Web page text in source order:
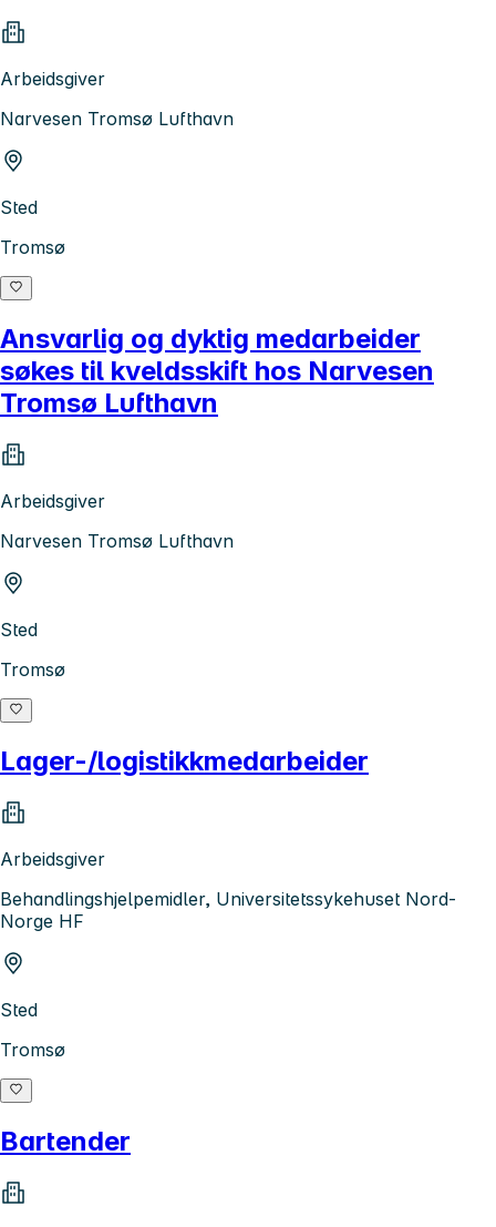
Arbeidsgiver
Narvesen Tromsø Lufthavn
Sted
Tromsø
Ansvarlig og dyktig medarbeider
søkes til kveldsskift hos Narvesen
Tromsø Lufthavn
Arbeidsgiver
Narvesen Tromsø Lufthavn
Sted
Tromsø
Lager-/logistikkmedarbeider
Arbeidsgiver
Behandlingshjelpemidler, Universitetssykehuset Nord-
Norge HF
Sted
Tromsø
Bartender